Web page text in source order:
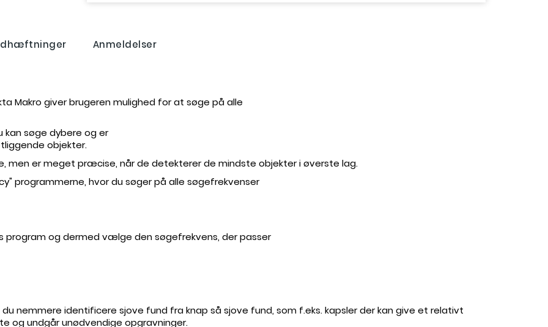
Anmeldelser
Makro giver brugeren mulighed for at søge på alle
kan søge dybere og er
objekter.
men er meget præcise, når de detekterer de mindste objekter i øverste lag.
programmerne, hvor du søger på alle søgefrekvenser
program og dermed vælge den søgefrekvens, der passer
nemmere identificere sjove fund fra knap så sjove fund, som f.eks. kapsler der kan give et relativt
og undgår unødvendige opgravninger.